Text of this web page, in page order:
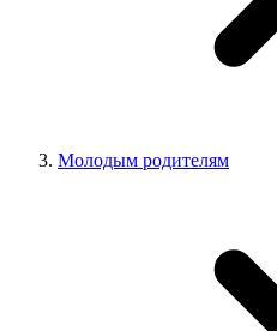
Молодым родителям